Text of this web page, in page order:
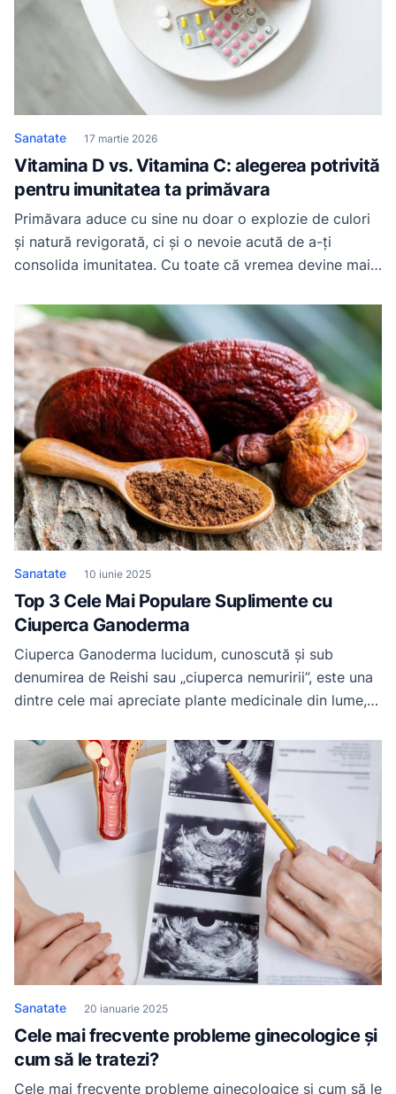
Sanatate 17 martie 2026
Vitamina D vs. Vitamina C: alegerea potrivită
pentru imunitatea ta primăvara
Primăvara aduce cu sine nu doar o explozie de culori
și natură revigorată, ci și o nevoie acută de a-ți
consolida imunitatea. Cu toate că vremea devine mai
alegerea vitaminelor potrivite joacă un rol crucial. În
acest context, vitamina D și vitamina C sunt frecvent
discutate, dar care […]
Sanatate 10 iunie 2025
Top 3 Cele Mai Populare Suplimente cu
Ciuperca Ganoderma
Ciuperca Ganoderma lucidum, cunoscută și sub
denumirea de Reishi sau „ciuperca nemuririi”, este una
dintre cele mai apreciate plante medicinale din lume,
tradițională asiatică. Cunoscută pentru efectele sale
benefice asupra sistemului imunitar, ficatului și
sănătății mentale, Ganoderma a fost studiată în
numeroase cercetări moderne care […]
Sanatate 20 ianuarie 2025
Cele mai frecvente probleme ginecologice și
cum să le tratezi?
Cele mai frecvente probleme ginecologice și cum să le